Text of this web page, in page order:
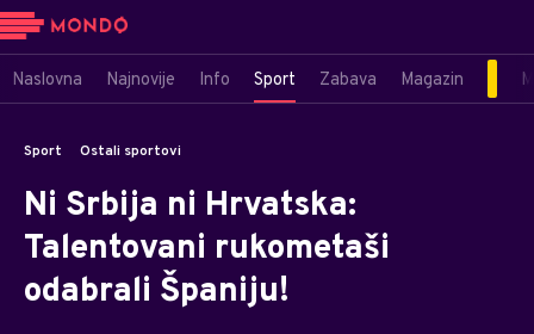
Naslovna Najnovije Info Sport Zabava Magazin
Sport Ostali sportovi
Ni Srbija ni Hrvatska:
Talentovani rukometaši
odabrali Španiju!